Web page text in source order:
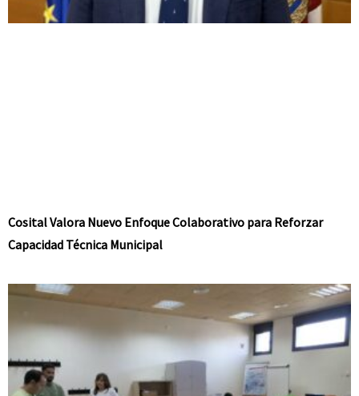
Cosital Valora Nuevo Enfoque Colaborativo para Reforzar
Capacidad Técnica Municipal